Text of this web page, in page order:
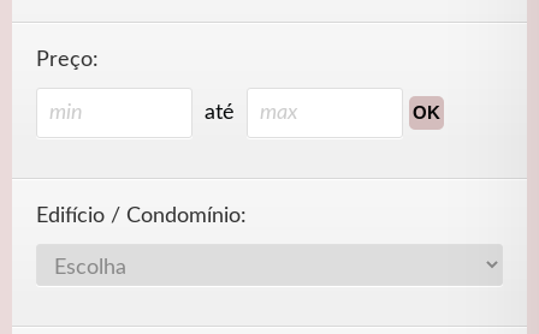
Preço:
até
Edifício / Condomínio: